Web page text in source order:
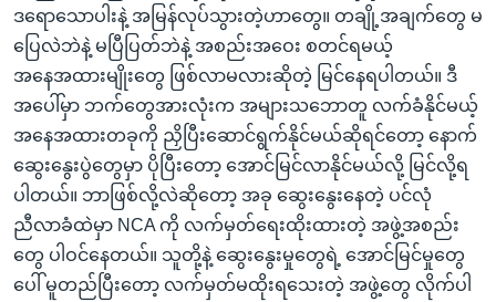
ဒရောသောပါးနဲ့ အမြန်လုပ်သွားတဲ့ဟာတွေ။ တချို့အချက်တွေ မ
ပြေလဲဘဲနဲ့ မပြီပြတ်ဘဲနဲ့ အစည်းအဝေး စတင်ရမယ့်
အနေအထားမျိုးတွေ ဖြစ်လာမလားဆိုတဲ့ မြင်နေရပါတယ်။ ဒီ
အပေါ်မှာ ဘက်တွေအားလုံးက အများသဘောတူ လက်ခံနိုင်မယ့်
အနေအထားတခုကို ညှိပြီးဆောင်ရွက်နိုင်မယ်ဆိုရင်တော့ နောက်
ဆွေးနွေးပွဲတွေမှာ ပိုပြီးတော့ အောင်မြင်လာနိုင်မယ်လို့ မြင်လို့ရ
ပါတယ်။ ဘာဖြစ်လို့လဲဆိုတော့ အခု ဆွေးနွေးနေတဲ့ ပင်လုံ
ညီလာခံထဲမှာ NCA ကို လက်မှတ်ရေးထိုးထားတဲ့ အဖွဲ့အစည်း
တွေ ပါဝင်နေတယ်။ သူတို့နဲ့ ဆွေးနွေးမှုတွေရဲ့ အောင်မြင်မှုတွေ
ပေါ် မူတည်ပြီးတော့ လက်မှတ်မထိုးရသေးတဲ့ အဖွဲ့တွေ လိုက်ပါ